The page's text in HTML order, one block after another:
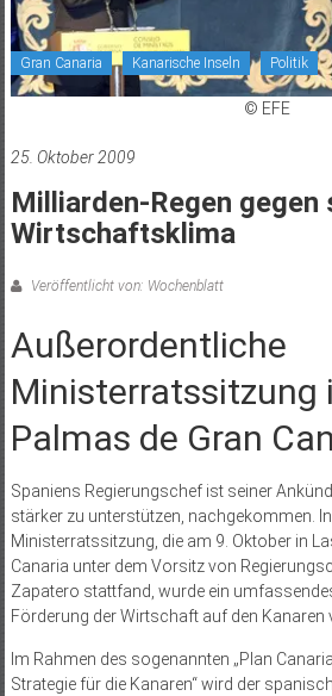
Gran Canaria Kanarische Inseln Politik
© EFE
25. Oktober 2009
Milliarden-Regen gegen
Wirtschaftsklima
Veröffentlicht von: Wochenblatt
Außerordentliche
Ministerratssitzung
Palmas de Gran
Spaniens Regierungschef ist seiner
stärker zu unterstützen, nachgekommen.
Ministerratssitzung, die am 9. Oktober in
Canaria unter dem Vorsitz von
Zapatero stattfand, wurde ein
Förderung der Wirtschaft auf den Kanaren
Im Rahmen des sogenannten „Plan
Strategie für die Kanaren“ wird der